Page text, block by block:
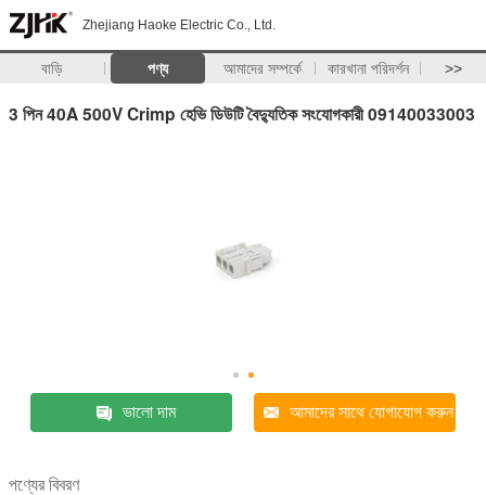
Zhejiang Haoke Electric Co., Ltd.
বাড়ি পণ্য আমাদের সম্পর্কে কারখানা পরিদর্শন >>
3 পিন 40A 500V Crimp হেভি ডিউটি ​​বৈদ্যুতিক সংযোগকারী 09140033003
ভালো দাম আমাদের সাথে যোগাযোগ করুন
পণ্যের বিবরণ